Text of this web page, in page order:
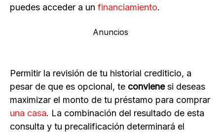
puedes acceder a un financiamiento.
Anuncios
Permitir la revisión de tu historial crediticio, a
pesar de que es opcional, te convienesi deseas
maximizar el monto de tu préstamo para comprar
una casa. La combinación del resultado de esta
consulta y tu precalificación determinará el